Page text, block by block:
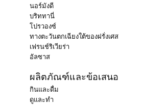
นอร์มังดี
บริททานี่
โปรวองซ์
ทางตะวันตกเฉียงใต้ของฝรั่งเศส
เฟรนช์ริเวียร่า
อัลซาส
ผลิตภัณฑ์และข้อเสนอ
กินและดื่ม
ดูและทำ